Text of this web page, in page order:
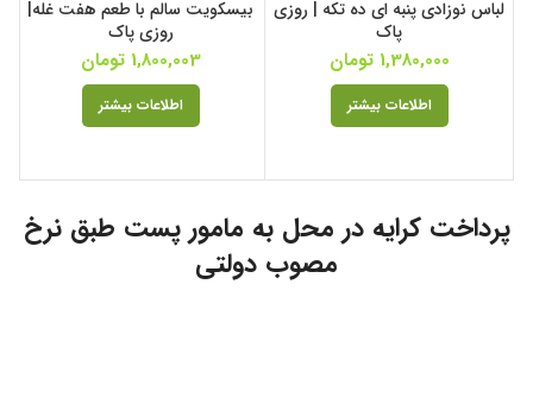
لباس نوزادی پنبه ای ده تکه | روزی
پاک
1,380,000 تومان
اطلاعات بیشتر
بیسکویت سالم با طعم هفت غله|
روزی پاک
1,800,003 تومان
اطلاعات بیشتر
پرداخت کرایه در محل به مامور پست طبق نرخ
مصوب دولتی